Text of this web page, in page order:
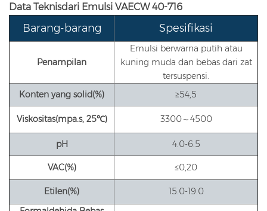
Data Teknisdari Emulsi VAECW 40-716
Barang-barang Spesifikasi
Penampilan
Emulsi berwarna putih atau
kuning muda dan bebas dari zat
tersuspensi.
Konten yang solid(%) ≥54,5
Viskositas(mpa.s, 25℃) 3300～4500
pH 4.0-6.5
VAC(%) ≤0,20
Etilen(%)
15.0-19.0